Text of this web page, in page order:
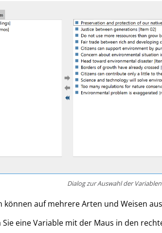
Dialog zur Auswahl der
können auf mehrere Arten und Weisen
Sie eine Variable mit der Maus in den